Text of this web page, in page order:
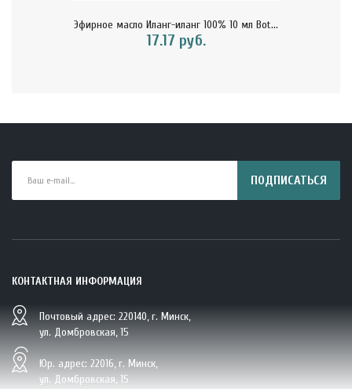
Эфирное масло Иланг-иланг 100% 10 мл Bot...
17.17 руб.
BIO Кокосовая вода тетрапак 330 мл Vietcoco 112878..
5.23 руб.
ПОДПИСАТЬСЯ
КОНТАКТНАЯ ИНФОРМАЦИЯ
Почтовый адрес: 220140, г. Минск,
ул. Домбровская, 15
Юр. адрес: 22016, г. Минск,
ул. Домбровская, 15